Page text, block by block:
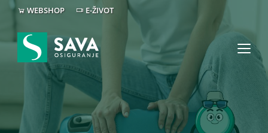
WEBSHOP E-ŽIVOT